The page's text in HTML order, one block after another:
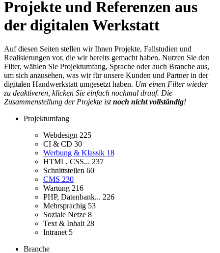
Projekte und Referenzen aus
der digitalen Werkstatt
Auf diesen Seiten stellen wir Ihnen Projekte, Fallstudien und
Realisierungen vor, die wir bereits gemacht haben. Nutzen Sie den
Filter, wählen Sie Projektumfang, Sprache oder auch Branche aus,
um sich anzusehen, was wir für unsere Kunden und Partner in der
digitalen Handwerkstatt umgesetzt haben. Um einen Filter wieder
zu deaktiveren, klicken Sie einfach nochmal drauf. Die
Zusammenstellung der Projekte istnoch nicht vollständig!
Projektumfang
Webdesign 225
CI & CD 30
Werbung & Klassik 18
HTML, CSS... 237
Schnittstellen 60
CMS 230
Wartung 216
PHP, Datenbank... 226
Mehrsprachig 53
Soziale Netze 8
Text & Inhalt 28
Intranet 5
Branche